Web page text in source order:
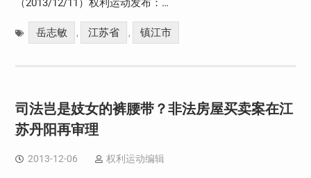
（2013/12/11）权利运动发布：…
岳志敏 , 江苏省 , 镇江市
司法岂是妓女的裤腰带？非法房屋买卖案在江
苏丹阳再审理
2013-12-06 权利运动编辑